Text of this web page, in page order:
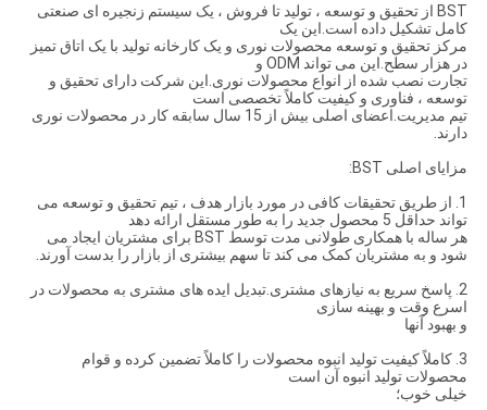
BST از تحقیق و توسعه ، تولید تا فروش ، یک سیستم زنجیره ای صنعتی
کامل تشکیل داده است.این یک
مرکز تحقیق و توسعه محصولات نوری و یک کارخانه تولید با یک اتاق تمیز
در هزار سطح.این می تواند ODM و
تجارت نصب شده از انواع محصولات نوری.این شرکت دارای تحقیق و
توسعه ، فناوری و کیفیت کاملاً تخصصی است
تیم مدیریت.اعضای اصلی بیش از 15 سال سابقه کار در محصولات نوری
دارند.
مزایای اصلی BST:
1. از طریق تحقیقات کافی در مورد بازار هدف ، تیم تحقیق و توسعه می
تواند حداقل 5 محصول جدید را به طور مستقل ارائه دهد
هر ساله با همکاری طولانی مدت توسط BST برای مشتریان ایجاد می
شود و به مشتریان کمک می کند تا سهم بیشتری از بازار را بدست آورند.
2. پاسخ سریع به نیازهای مشتری.تبدیل ایده های مشتری به محصولات در
اسرع وقت و بهینه سازی
و بهبود آنها
3. كاملاً كیفیت تولید انبوه محصولات را كاملاً تضمین كرده و قوام
محصولات تولید انبوه آن است
خیلی خوب؛